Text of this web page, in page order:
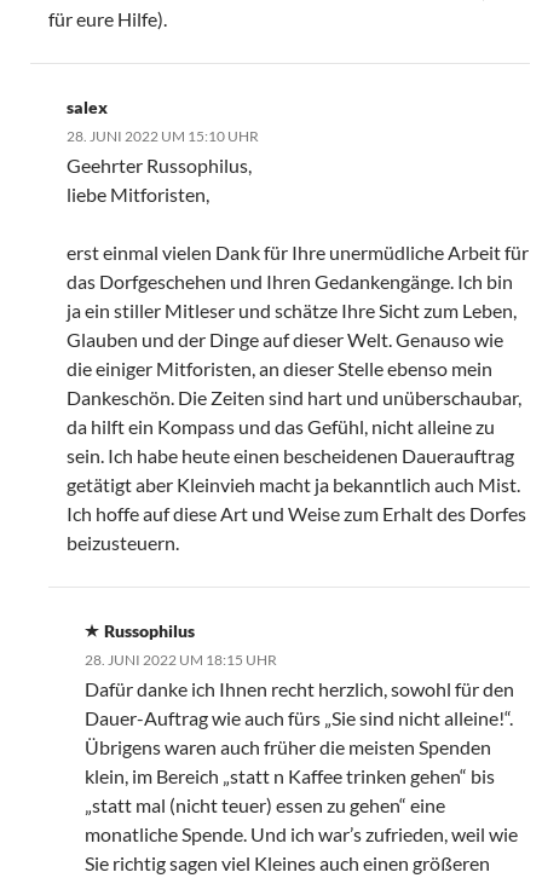
für eure Hilfe).
salex
28. JUNI 2022 UM 15:10 UHR
Geehrter Russophilus,
liebe Mitforisten,
erst einmal vielen Dank für Ihre unermüdliche Arbeit für
das Dorfgeschehen und Ihren Gedankengänge. Ich bin
ja ein stiller Mitleser und schätze Ihre Sicht zum Leben,
Glauben und der Dinge auf dieser Welt. Genauso wie
die einiger Mitforisten, an dieser Stelle ebenso mein
Dankeschön. Die Zeiten sind hart und unüberschaubar,
da hilft ein Kompass und das Gefühl, nicht alleine zu
sein. Ich habe heute einen bescheidenen Dauerauftrag
getätigt aber Kleinvieh macht ja bekanntlich auch Mist.
Ich hoffe auf diese Art und Weise zum Erhalt des Dorfes
beizusteuern.
Russophilus
28. JUNI 2022 UM 18:15 UHR
Dafür danke ich Ihnen recht herzlich, sowohl für den
Dauer-Auftrag wie auch fürs „Sie sind nicht alleine!“.
Übrigens waren auch früher die meisten Spenden
klein, im Bereich „statt n Kaffee trinken gehen“ bis
„statt mal (nicht teuer) essen zu gehen“ eine
monatliche Spende. Und ich war’s zufrieden, weil wie
Sie richtig sagen viel Kleines auch einen größeren